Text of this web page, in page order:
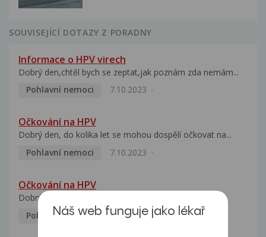
SOUVISEJÍCÍ DOTAZY Z PORADNY
Informace o HPV virech
Dobrý den,chtěl bych se zeptat,jak poznám zda nemám...
Pohlavní nemoci
7.10.2023
Očkování na HPV
Dobrý den, do kolika let se mohou dospělí očkovat na...
Pohlavní nemoci
7.10.2023
Očkování na HPV
Dobrý den, mým dětem je 18 a 20 let. Chci je nechat...
Pohlavní nemoci
5.10.2023
Náš web funguje jako lékař